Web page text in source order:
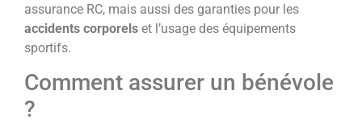
assurance RC, mais aussi des garanties pour les
accidents corporels et l’usage des équipements
sportifs.
Comment assurer un bénévole
?